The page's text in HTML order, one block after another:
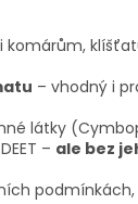
komárům,
– vhodný i
látky
– ale bez